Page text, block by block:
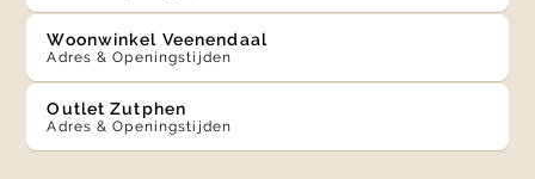
Woonwinkel Veenendaal
Adres & Openingstijden
Outlet Zutphen
Adres & Openingstijden